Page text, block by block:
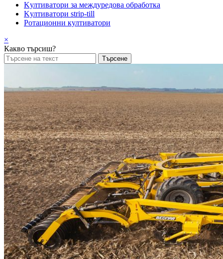
Kултиватори за междуредова обработка
Kултиватори strip-till
Ротационни култиватори
×
Какво търсиш?